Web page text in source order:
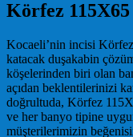
Körfez
Kocaeli’nin incisi
katacak duşakabin
köşelerinden biri olan
açıdan beklentilerinizi
doğrultuda, Körfez
ve her banyo tipine
müşterilerimizin